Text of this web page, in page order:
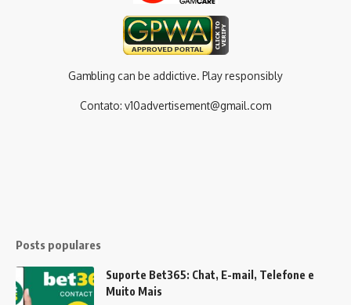
Gambling can be addictive. Play responsibly
Contato: v10advertisement@gmail.com
Posts populares
Suporte Bet365: Chat, E-mail, Telefone e
Muito Mais